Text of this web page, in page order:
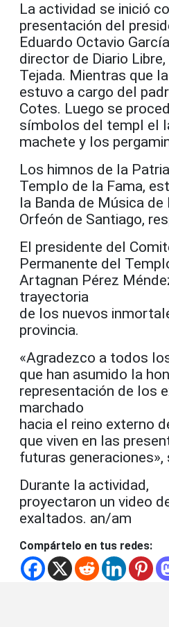
La actividad se inició
presentación del
Eduardo Octavio
director de Diario
Tejada. Mientras que
estuvo a cargo del
Cotes. Luego se
símbolos del templ el
machete y los
Los himnos de la
Templo de la Fama,
la Banda de Música de
Orfeón de Santiago,
El presidente del
Permanente del
Artagnan Pérez
trayectoria
de los nuevos
provincia.
«Agradezco a todos
que han asumido la
representación de los
marchado
hacia el reino externo
que viven en las
futuras generaciones»,
Durante la actividad,
proyectaron un video
exaltados. an/am
Compártelo en tus redes: